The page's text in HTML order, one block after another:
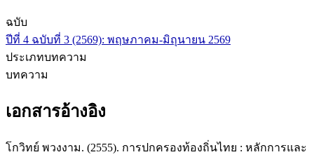
ฉบับ
ปีที่ 4 ฉบับที่ 3 (2569): พฤษภาคม-มิถุนายน 2569
ประเภทบทความ
บทความ
เอกสารอ้างอิง
โกวิทย์ พวงงาม. (2555). การปกครองท้องถิ่นไทย : หลักการและ